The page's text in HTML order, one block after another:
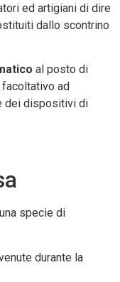
ed artigiani di dire
dallo scontrino
al posto di
facoltativo ad
dei dispositivi di
specie di
durante la